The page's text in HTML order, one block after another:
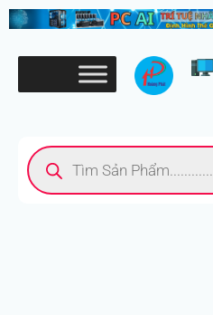
Nhảy
tới
Tìm
kiếm
sản
phẩm